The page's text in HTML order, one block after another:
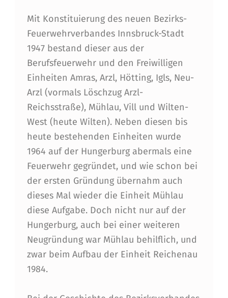
Mit Konstituierung des neuen Bezirks-
Feuerwehrverbandes Innsbruck-Stadt
1947 bestand dieser aus der
Berufsfeuerwehr und den Freiwilligen
Einheiten Amras, Arzl, Hötting, Igls, Neu-
Arzl (vormals Löschzug Arzl-
Reichsstraße), Mühlau, Vill und Wilten-
West (heute Wilten). Neben diesen bis
heute bestehenden Einheiten wurde
1964 auf der Hungerburg abermals eine
Feuerwehr gegründet, und wie schon bei
der ersten Gründung übernahm auch
dieses Mal wieder die Einheit Mühlau
diese Aufgabe. Doch nicht nur auf der
Hungerburg, auch bei einer weiteren
Neugründung war Mühlau behilflich, und
zwar beim Aufbau der Einheit Reichenau
1984.